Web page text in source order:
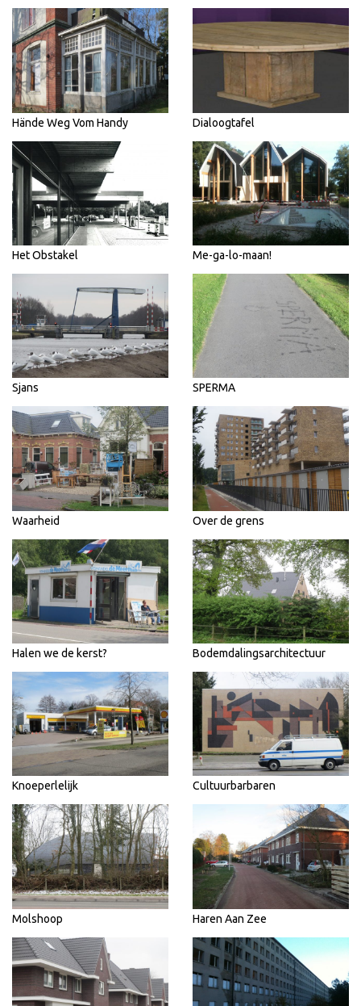
Hände Weg Vom Handy Dialoogtafel
Het Obstakel Me-ga-lo-maan!
Sjans SPERMA
Waarheid Over de grens
Halen we de kerst? Bodemdalingsarchitectuur
Knoeperlelijk Cultuurbarbaren
Molshoop Haren Aan Zee